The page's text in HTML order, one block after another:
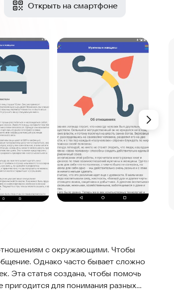
Открыть на смартфоне
с окружающими. Чтобы
Однако часто бывает сложно
Эта статья создана, чтобы помочь
пригодится для понимания разных
от их характера.